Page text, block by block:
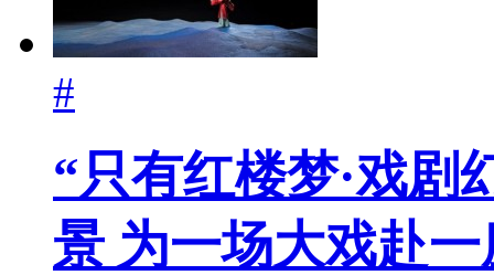
#
“只有红楼梦·戏剧
景 为一场大戏赴